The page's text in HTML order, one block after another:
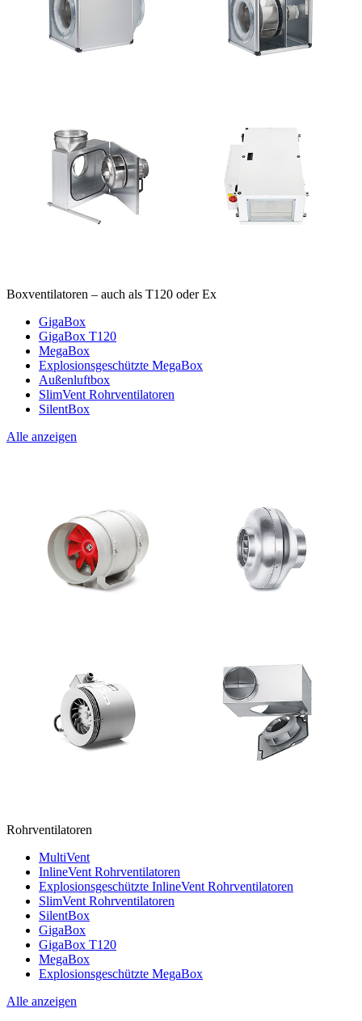
Boxventilatoren – auch als T120 oder Ex
GigaBox
GigaBox T120
MegaBox
Explosionsgeschützte MegaBox
Außenluftbox
SlimVent Rohrventilatoren
SilentBox
Alle anzeigen
Rohrventilatoren
MultiVent
InlineVent Rohrventilatoren
Explosionsgeschützte InlineVent Rohrventilatoren
SlimVent Rohrventilatoren
SilentBox
GigaBox
GigaBox T120
MegaBox
Explosionsgeschützte MegaBox
Alle anzeigen